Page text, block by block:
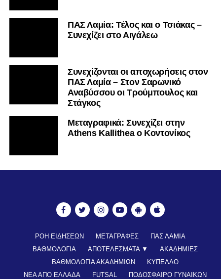
ΠΑΣ Λαμία: Τέλος και ο Τσιάκας –
Συνεχίζει στο Αιγάλεω
Συνεχίζονται οι αποχωρήσεις στον
ΠΑΣ Λαμία – Στον Σαρωνικό
Αναβύσσου οι Τρούμπουλος και
Στάγκος
Mεταγραφικά: Συνεχίζει στην
Athens Kallithea ο Κοντονίκος
ΡΟΗ ΕΙΔΗΣΕΩΝ ΜΕΤΑΓΡΑΦΕΣ
ΠΑΣ ΛΑΜΙΑ
ΒΑΘΜΟΛΟΓΙΑ
ΑΠΟΤΕΛΕΣΜΑΤΑ ▼
ΑΚΑΔΗΜΙΕΣ
ΒΑΘΜΟΛΟΓΙΑ ΑΚΑΔΗΜΙΩΝ
ΚΥΠΕΛΛΟ
ΝΕΑ ΑΠΟ ΕΛΛΑΔΑ
FUTSAL
ΠΟΔΟΣΦΑΙΡΟ ΓΥΝΑΙΚΩΝ